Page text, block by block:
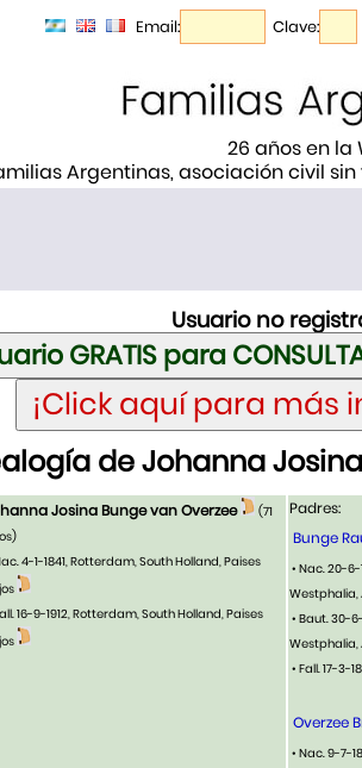
Email: Clave:
26 años en la
Argentinas, asociación civil
Usuario no
de Johanna
Josina Bunge van Overzee
(71
4-1-1841, Rotterdam, South Holland, Paises
16-9-1912, Rotterdam, South Holland, Paises
Padres:
Bunge
• Nac. 20-
• Baut. 30-
• Fall. 17-3-
Overzee
• Nac. 9-7-